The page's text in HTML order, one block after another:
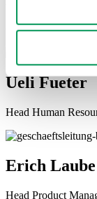
Chief Financial
Ueli Fueter
Head Human
Erich Laube
Head Product